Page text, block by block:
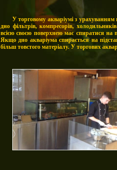
У торговому акваріумі з урахуванням
дно фільтрів, компресорів,
всією своєю поверхнею має спиратися на
Якщо дно акваріума спирається на
більш товстого матеріалу. У торгових